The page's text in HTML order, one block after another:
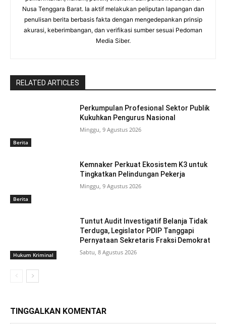
Nusa Tenggara Barat. Ia aktif melakukan peliputan lapangan dan
penulisan berita berbasis fakta dengan mengedepankan prinsip
akurasi, keberimbangan, dan verifikasi sumber sesuai Pedoman
Media Siber.
RELATED ARTICLES
Berita
Perkumpulan Profesional Sektor Publik
Kukuhkan Pengurus Nasional
Minggu, 9 Agustus 2026
Berita
Kemnaker Perkuat Ekosistem K3 untuk
Tingkatkan Pelindungan Pekerja
Minggu, 9 Agustus 2026
Hukum Kriminal
Tuntut Audit Investigatif Belanja Tidak
Terduga, Legislator PDIP Tanggapi
Pernyataan Sekretaris Fraksi Demokrat
Sabtu, 8 Agustus 2026
TINGGALKAN KOMENTAR